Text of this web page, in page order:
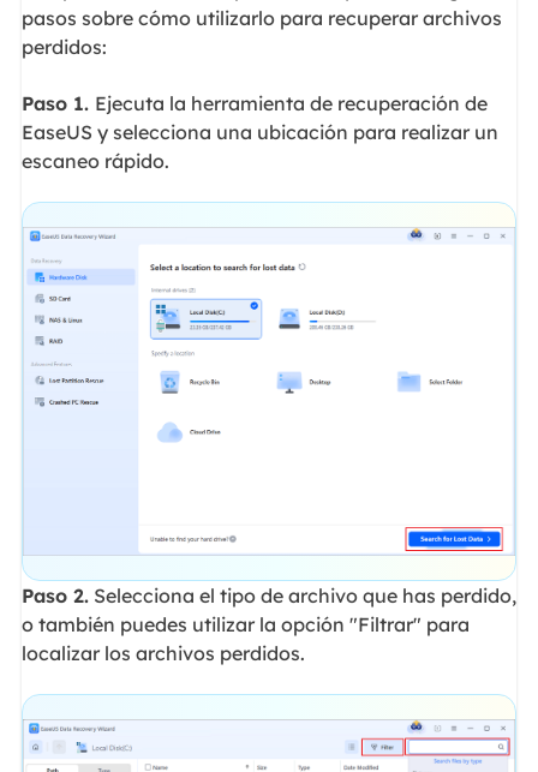
pasos sobre cómo utilizarlo para recuperar archivos
perdidos:
Paso 1. Ejecuta la herramienta de recuperación de
EaseUS y selecciona una ubicación para realizar un
escaneo rápido.
Paso 2.Selecciona el tipo de archivo que has perdido,
o también puedes utilizar la opción "Filtrar" para
localizar los archivos perdidos.